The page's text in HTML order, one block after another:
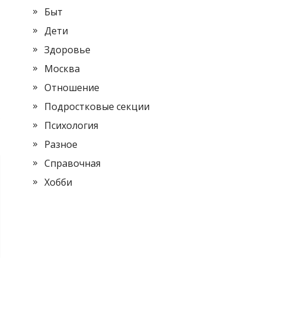
Быт
Дети
Здоровье
Москва
Отношение
Подростковые секции
Психология
Разное
Справочная
Хобби